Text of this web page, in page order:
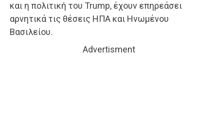
και η πολιτική του Trump, έχουν επηρεάσει
αρνητικά τις θέσεις ΗΠΑ και Ηνωμένου
Βασιλείου.
Advertisment